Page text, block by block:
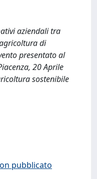
aziendali tra
di
presentato al
20 Aprile
sostenibile
pubblicato